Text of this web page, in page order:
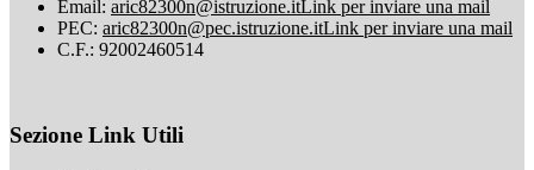
Email: aric82300n@istruzione.itLink per inviare una mail
PEC: aric82300n@pec.istruzione.itLink per inviare una mail
C.F.: 92002460514
Sezione Link Utili